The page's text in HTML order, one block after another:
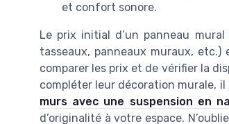
et confort sonore.
Le prix initial d’un panneau
tasseaux, panneaux muraux,
comparer les prix et de vérifier la
compléter leur décoration murale,
murs avec une suspension en
d’originalité à votre espace.